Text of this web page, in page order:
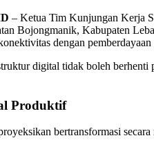
– Ketua Tim Kunjungan Kerja
Bojongmanik, Kabupaten
dengan
digital tidak boleh berhenti
Produktif
bertransformasi